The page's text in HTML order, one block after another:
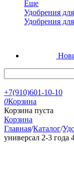
Еще
Удобрения
Удобрения
+7(910)601-10-10
0Корзина
Корзина пуста
Корзина
Главная/Каталог/
универсал 2-3 года